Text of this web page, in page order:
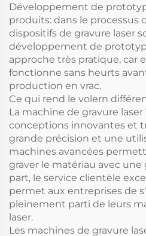
Développement de
produits: dans le processus
dispositifs de gravure laser
développement de
approche très pratique, car
fonctionne sans heurts
production en vrac.
Ce qui rend le volern
La machine de gravure laser
conceptions innovantes et
grande précision et une
machines avancées
graver le matériau avec
part, le service clientèle
permet aux entreprises de
pleinement parti de leurs
laser.
Les machines de gravure